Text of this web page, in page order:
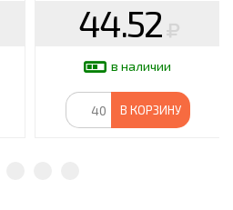
44.52
в наличии
В КОРЗИНУ